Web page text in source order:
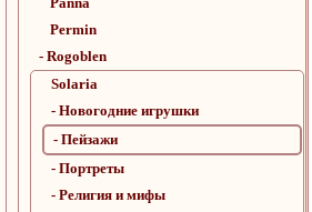
Permin
- Rogoblen
Solaria
- Новогодние игрушки
- Пейзажи
- Портреты
- Религия и мифы